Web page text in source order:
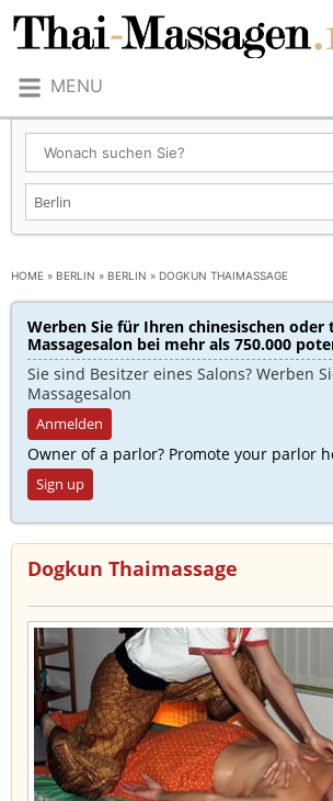
MENU
HOME » BERLIN » BERLIN » DOGKUN THAIMASSAGE
Werben Sie für Ihren chinesischen oder
Massagesalon bei mehr als 750.000
Sie sind Besitzer eines Salons? Werben
Massagesalon
Anmelden
Owner of a parlor? Promote your parlor
Sign up
Dogkun Thaimassage